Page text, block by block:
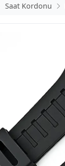
Saat Kordonu